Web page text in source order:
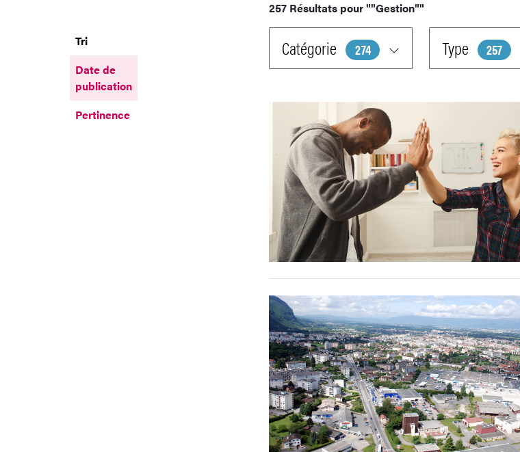
257 Résultats pour""Gestion""
Tri
Date de
publication
Pertinence
Catégorie 274 Type 257